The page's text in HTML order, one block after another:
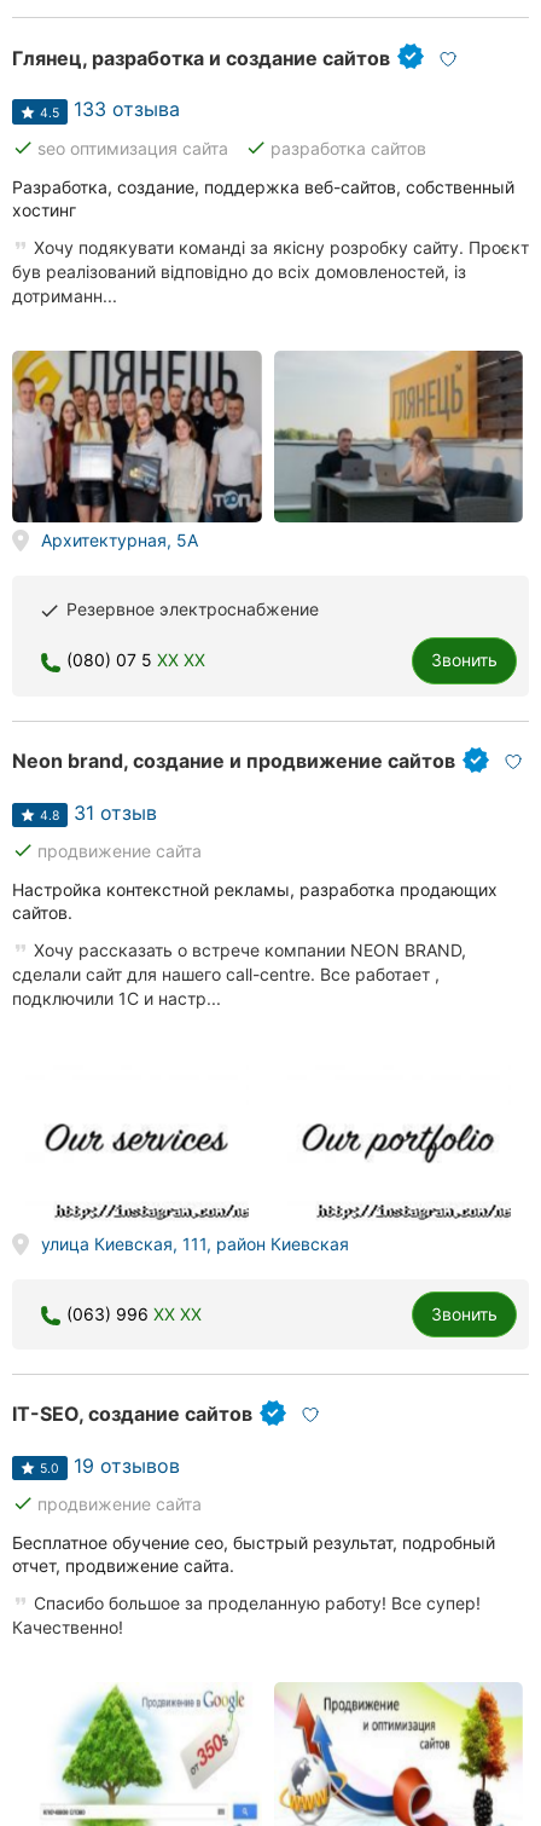
Глянец, разработка и создание сайтов
4.5 133 отзыва
done seo оптимизация сайта done разработка сайтов
Разработка, создание, поддержка веб-сайтов, собственный
хостинг
Хочу подякувати команді за якісну розробку сайту. Проєкт
був реалізований відповідно до всіх домовленостей, із
дотриманн...
Архитектурная, 5А
done Резервное электроснабжение
(080) 07 5 XX XX Звонить
Neon brand, создание и продвижение сайтов
4.8 31 отзыв
done продвижение сайта
Настройка контекстной рекламы, разработка продающих
сайтов.
Хочу рассказать о встрече компании NEON BRAND,
сделали сайт для нашего call-centre. Все работает ,
подключили 1С и настр...
улица Киевская, 111, район Киевская
(063) 996 XX XX Звонить
IT-SEO, создание сайтов
5.0 19 отзывов
done продвижение сайта
Бесплатное обучение сео, быстрый результат, подробный
отчет, продвижение сайта.
Спасибо большое за проделанную работу! Все супер!
Качественно!